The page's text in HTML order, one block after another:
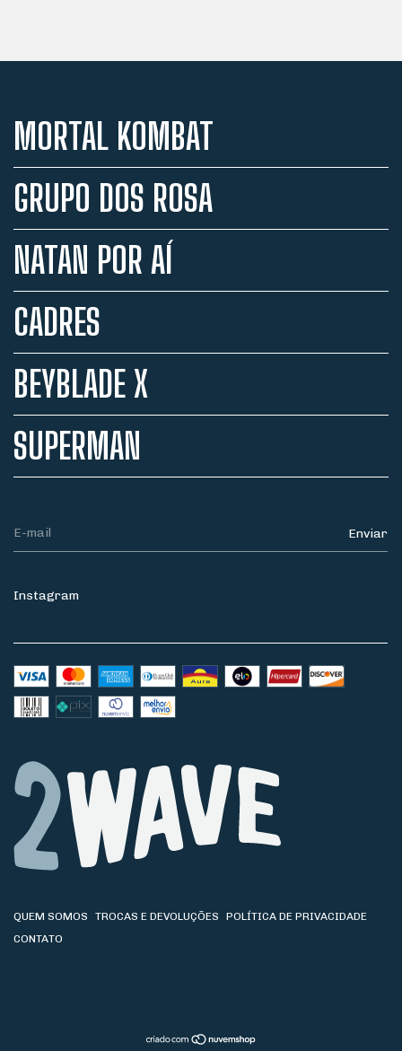
MORTAL KOMBAT
GRUPO DOS ROSA
NATAN POR AÍ
CADRES
BEYBLADE X
SUPERMAN
Instagram
QUEM SOMOS TROCAS E DEVOLUÇÕES
POLÍTICA DE PRIVACIDADE
CONTATO